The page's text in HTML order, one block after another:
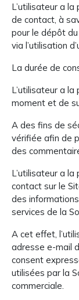
L’utilisateur a
de contact, à
pour le dépôt
via l’utilisation
La durée de
L’utilisateur a
moment et de
A des fins de
vérifiée afin de
des
L’utilisateur a
contact sur le
des
services de la
A cet effet,
adresse e-mail
consent
utilisées par la
commerciale.